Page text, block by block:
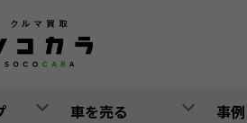
車を売る 事